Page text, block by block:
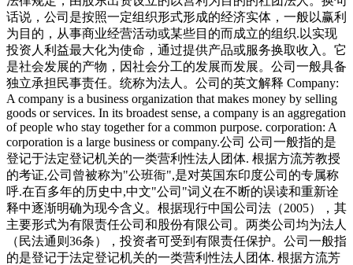
话说，公司是按照一定组织形式形成的经济实体，一般以赢利
为目的，从事商业经营活动或某些目的而成立的组织.以实现
投资人利益最大化为使命，通过提供产品或服务换取收入。它
是社会发展的产物，因社会分工的发展而发展。公司一般具备
独立承担民事责任。统称为法人。公司的英文解释 Company:
A company is a business organization that makes money by selling
goods or services. In its broadest sense, a company is an aggregation
of people who stay together for a common purpose. corporation: A
corporation is a large business or company.公司 公司一般指的是
登记于法定登记机关的一类营利性法人团体. 根据方流芳教授
的考证,公司曾被称为"公班衙",是对英国东印度公司的专属称
呼.在百多年的历史中,中文"公司"词义在不断的误读和重新诠
释中逐渐明确为现今含义。根据现行中国公司法（2005），其
主要形式为有限责任公司和股份有限公司。两类公司均为法人
（民法通则36条），投资者可受到有限责任保护。公司一般指
的是登记于法定登记机关的一类营利性法人团体. 根据方流芳